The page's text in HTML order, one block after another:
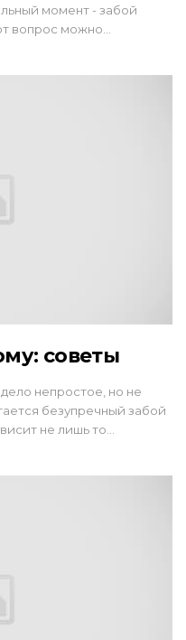
момент - забой
вопрос можно…
советы
непростое, но не
безупречный забой
не лишь то…